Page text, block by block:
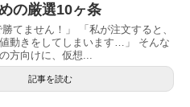
の厳選10ヶ条
勝てません！」 「私が注文すると、
動きをしてしまいます…」 そんな
方向けに、仮想...
記事を読む